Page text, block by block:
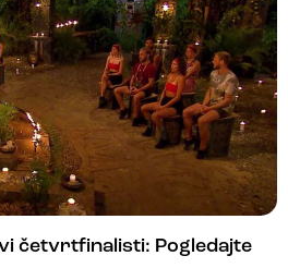
četvrtfinalisti: Pogledajte